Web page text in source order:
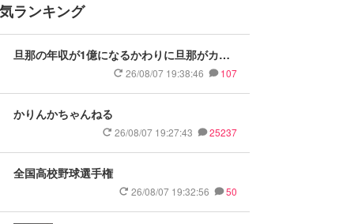
ランキング
旦那の年収が1億になるかわりに旦那がカッ
26/08/07 19:38:46 107
かりんかちゃんねる
26/08/07 19:27:43 25237
全国高校野球選手権
26/08/07 19:32:56 50